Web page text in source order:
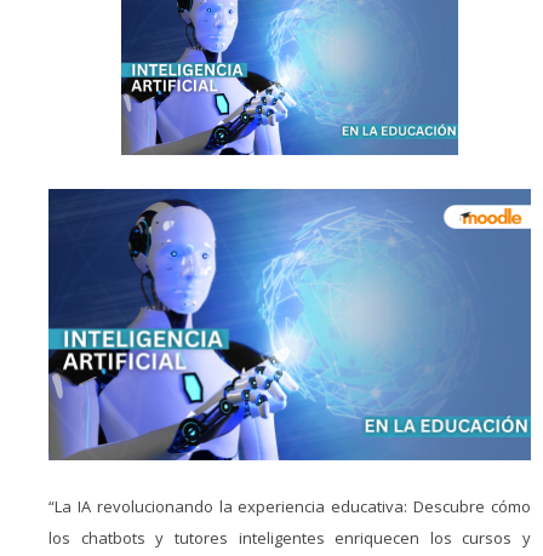
“La IA revolucionando la experiencia educativa: Descubre cómo
los chatbots y tutores inteligentes enriquecen los cursos y